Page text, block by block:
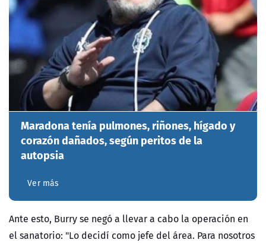
Maradona tenía pulmones, riñones, hígado y
corazón dañados, según peritos de la
autopsia
Ver más
Ante esto, Burry se negó a llevar a cabo la operación en
el sanatorio: "Lo decidí como jefe del área. Para nosotros